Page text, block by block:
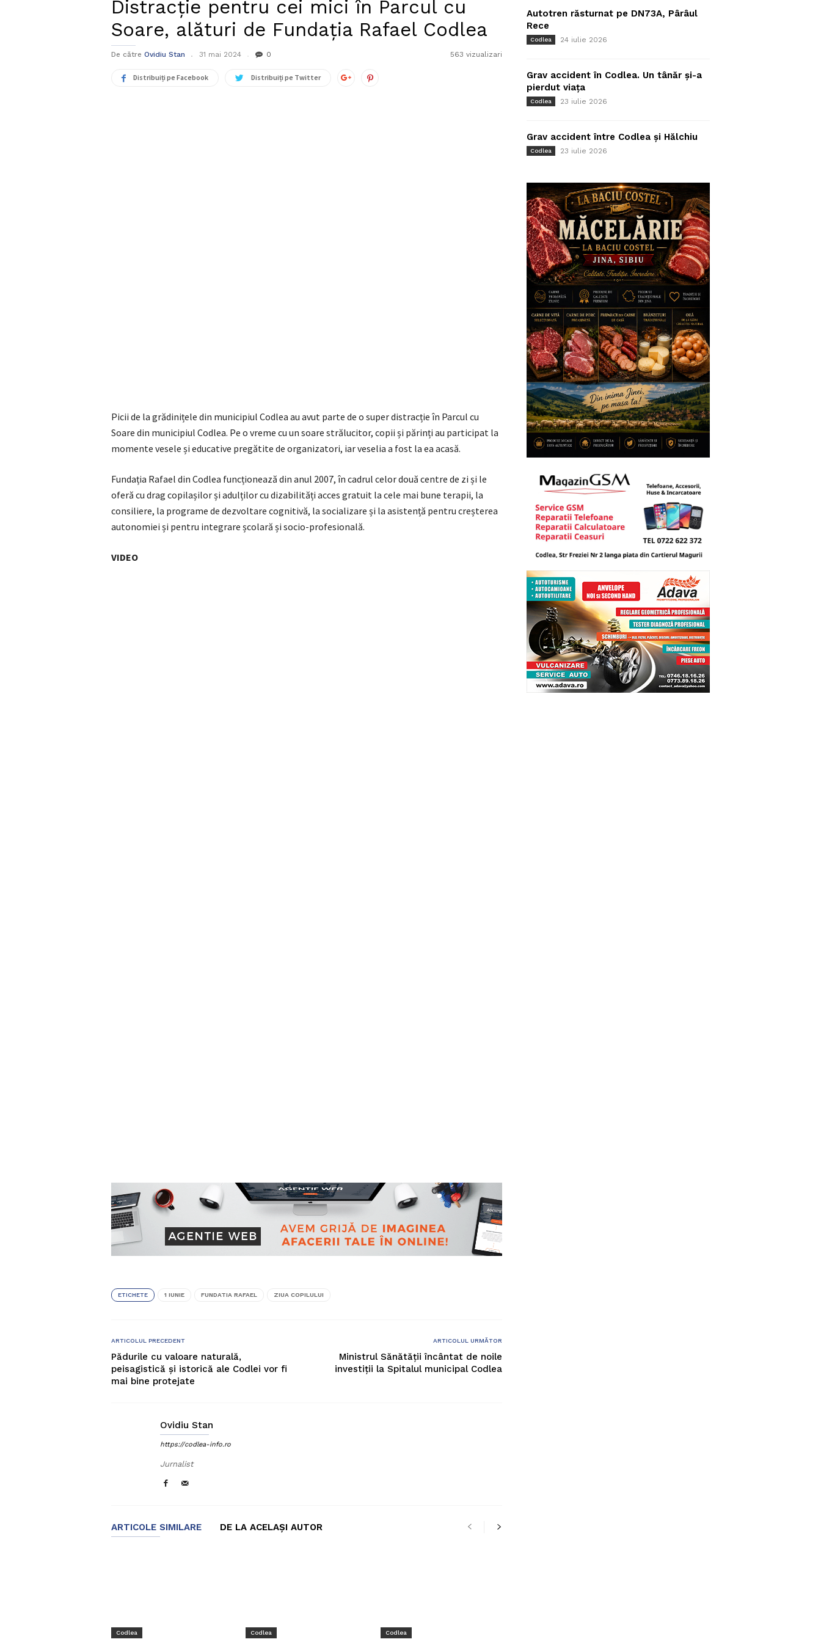
Distracție pentru cei mici în Parcul cu
Soare, alături de Fundația Rafael Codlea
De către Ovidiu Stan 31 mai 2024 0 563 vizualizari
Distribuiți pe Facebook Distribuiți pe Twitter
Picii de la grădinițele din municipiul Codlea au avut parte de o super distracție în Parcul cu
Soare din municipiul Codlea. Pe o vreme cu un soare strălucitor, copii și părinți au participat la
momente vesele și educative pregătite de organizatori, iar veselia a fost la ea acasă.
Fundația Rafael din Codlea funcționează din anul 2007, în cadrul celor două centre de zi și le
oferă cu drag copilașilor și adulților cu dizabilități acces gratuit la cele mai bune terapii, la
consiliere, la programe de dezvoltare cognitivă, la socializare și la asistență pentru creșterea
autonomiei și pentru integrare școlară și socio-profesională.
VIDEO
ETICHETE 1 IUNIE FUNDATIA RAFAEL ZIUA COPILULUI
ARTICOLUL PRECEDENT
Pădurile cu valoare naturală,
peisagistică și istorică ale Codlei vor fi
mai bine protejate
ARTICOLUL URMĂTOR
Ministrul Sănătății încântat de noile
investiții la Spitalul municipal Codlea
Ovidiu Stan
https://codlea-info.ro
Jurnalist
ARTICOLE SIMILARE DE LA ACELAȘI AUTOR
Codlea Codlea Codlea
Autotren răsturnat pe DN73A, Pârâul
Rece
Codlea 24 iulie 2026
Grav accident în Codlea. Un tânăr și-a
pierdut viața
Codlea 23 iulie 2026
Grav accident între Codlea și Hălchiu
Codlea 23 iulie 2026